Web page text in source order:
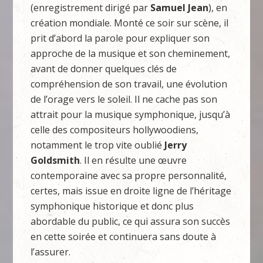
(enregistrement dirigé par Samuel Jean), en
création mondiale. Monté ce soir sur scène, il
prit d’abord la parole pour expliquer son
approche de la musique et son cheminement,
avant de donner quelques clés de
compréhension de son travail, une évolution
de l’orage vers le soleil. Il ne cache pas son
attrait pour la musique symphonique, jusqu’à
celle des compositeurs hollywoodiens,
notamment le trop vite oublié Jerry
Goldsmith. Il en résulte une œuvre
contemporaine avec sa propre personnalité,
certes, mais issue en droite ligne de l’héritage
symphonique historique et donc plus
abordable du public, ce qui assura son succès
en cette soirée et continuera sans doute à
l’assurer.